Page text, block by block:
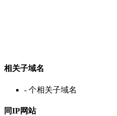
相关子域名
- 个相关子域名
同IP网站